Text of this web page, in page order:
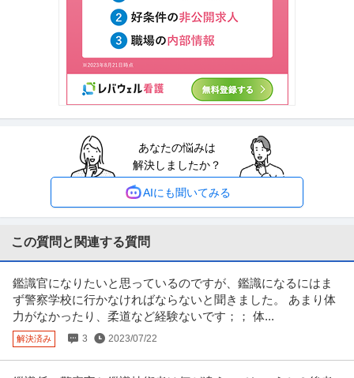
建築施工管理 ／ 地図と記憶に残る”作品”を創る「建築施工管理」
年収1000万円を目指せる／年間休日127日／土日祝休／意匠性の
高いRCマンション等ミドル活躍中 土日休み
【職種】施工管理＞建築施工管理 【業種】建設＞建設・建築・土木 ※会員属
経理（財務会計） ／ 経理／土日祝休み／服装自由／賞与4か月分
／平均年齢30代／残業月10時間
交通費支給 昇給あり 在宅ワーク
年収300万円〜500万円
【職種】管理＞経理（財務会計） 【業種】IT・インターネット＞ソフトウエ
ア ※会員属性などに応じ、…続きを見る
年収1000万円も可能×土日祝休み／外国人人材紹介の法人営業／
マネジメント業務
上野グループホールディングス株式会社
正社員 土日休み 介護休暇あり
月給47万円〜62.5万円
【年収1000万円も可能×土日祝休み】外国人人材紹介の法人営業｜マネジメ
ント業務 【高収入！稼ぐな…続きを見る
あなたの悩みは
解決しましたか？
AIにも聞いてみる
この質問と関連する質問
鑑識官になりたいと思っているのですが、鑑識になるにはま
ず警察学校に行かなければならないと聞きました。 あまり体
力がなかったり、柔道など経験ないです；； 体...
解決済み 3 2023/07/22